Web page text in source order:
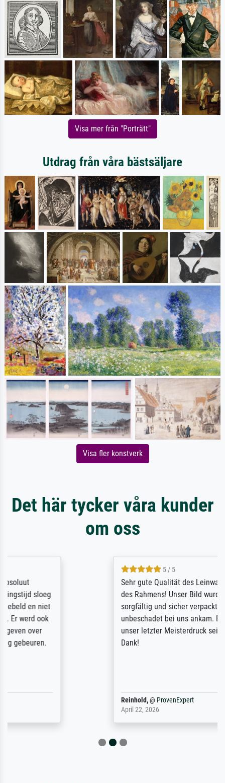
Visa mer från "Porträtt"
Utdrag från våra bästsäljare
Visa fler konstverk
Det här tycker våra kunder
om oss
Sehr gute Qualität des Leinwanddrucks und
des Rahmens! Unser Bild wurde sehr
sorgfältig und sicher verpackt, so dass es
unbeschadet bei uns ankam. Es wird nicht
unser letzter Meisterdruck sein. Vielen
Dank!